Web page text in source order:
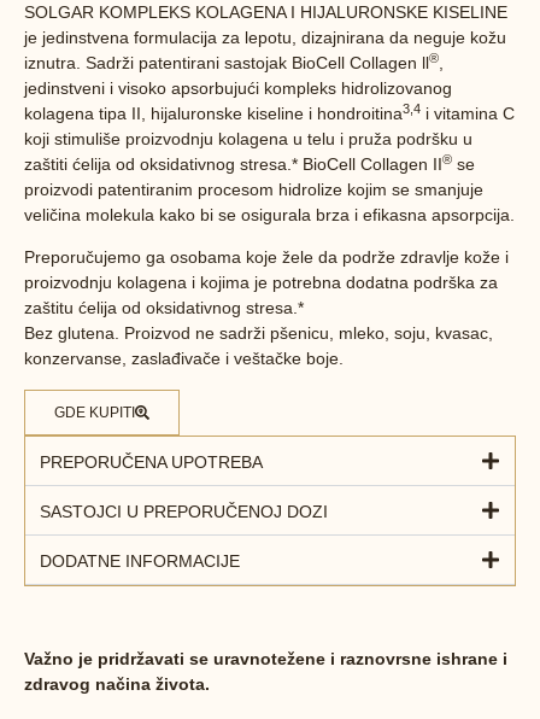
SOLGAR KOMPLEKS KOLAGENA I HIJALURONSKE KISELINE
je jedinstvena formulacija za lepotu, dizajnirana da neguje kožu
iznutra. Sadrži patentirani sastojak BioCell Collagen ll®
jedinstveni i visoko apsorbujući kompleks hidrolizovanog
kolagena tipa II, hijaluronske kiseline i hondroitina3,4 i vitamina C
koji stimuliše proizvodnju kolagena u telu i pruža podršku u
zaštiti ćelija od oksidativnog stresa.* BioCell Collagen II® se
proizvodi patentiranim procesom hidrolize kojim se smanjuje
veličina molekula kako bi se osigurala brza i efikasna apsorpcija.
Preporučujemo ga osobama koje žele da podrže zdravlje kože i
proizvodnju kolagena i kojima je potrebna dodatna podrška za
zaštitu ćelija od oksidativnog stresa.*
Bez glutena. Proizvod ne sadrži pšenicu, mleko, soju, kvasac,
konzervanse, zaslađivače i veštačke boje.
GDE KUPITI
PREPORUČENA UPOTREBA
SASTOJCI U PREPORUČENOJ DOZI
DODATNE INFORMACIJE
Važno je pridržavati se uravnotežene i raznovrsne ishrane i
zdravog načina života.